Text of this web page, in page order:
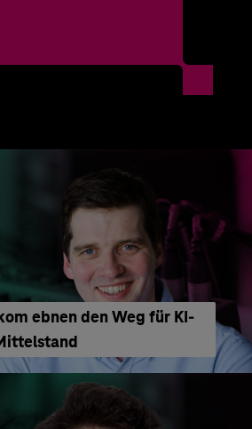
ebnen den Weg für KI-